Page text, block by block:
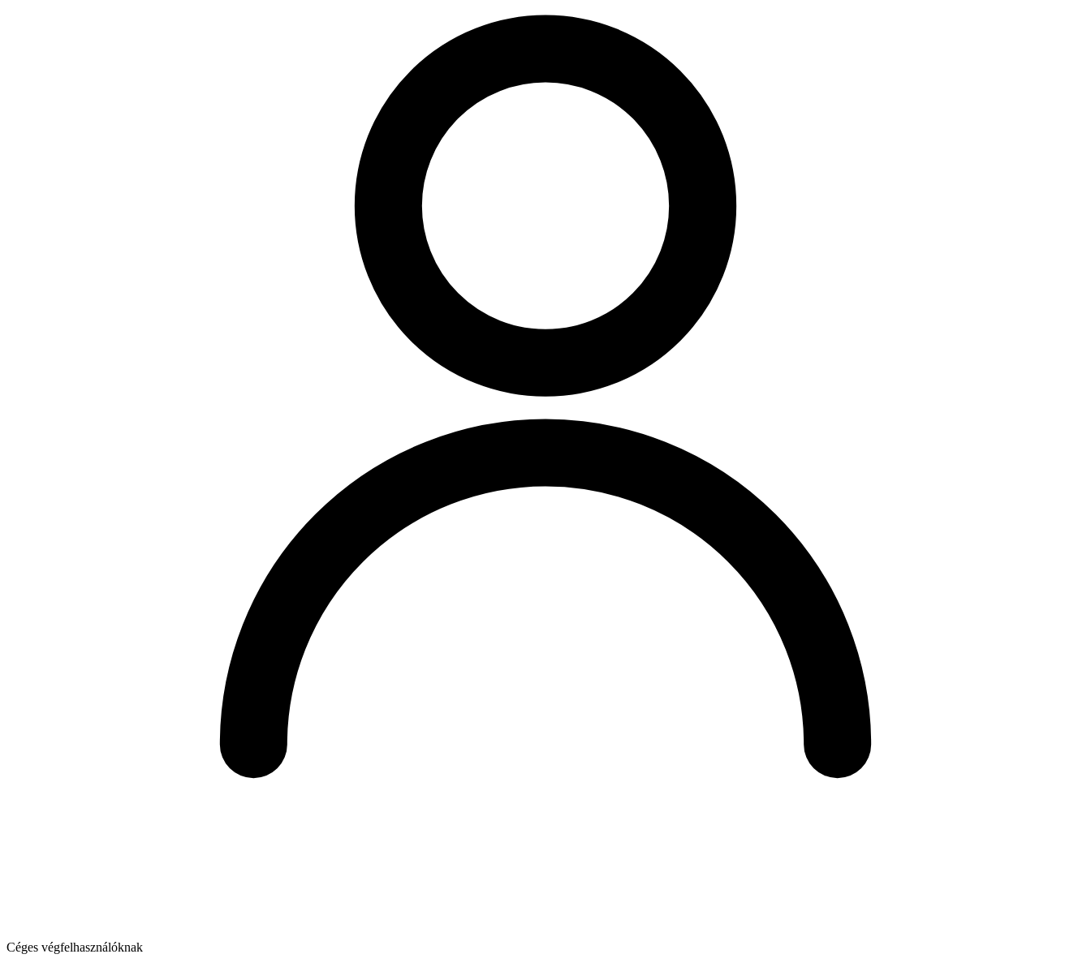
Céges végfelhasználóknak